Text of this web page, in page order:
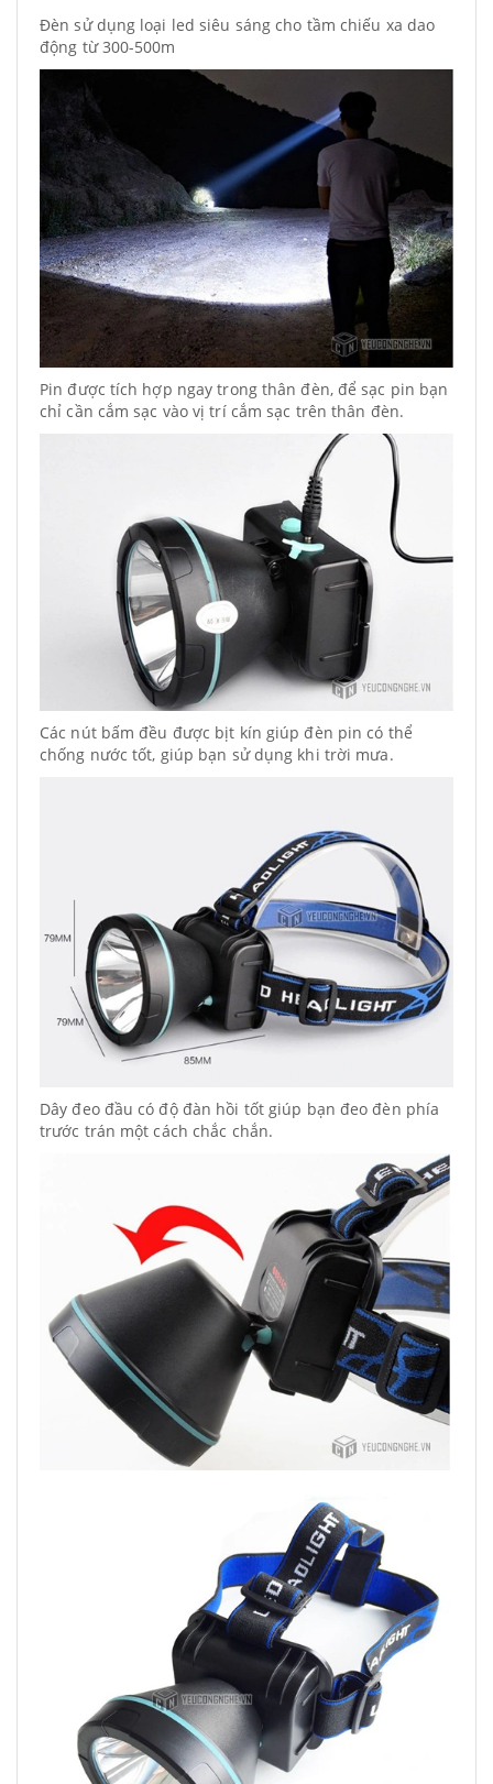
Đèn sử dụng loại led siêu sáng cho tầm chiếu xa dao
động từ 300-500m
Pin được tích hợp ngay trong thân đèn, để sạc pin bạn
chỉ cần cắm sạc vào vị trí cắm sạc trên thân đèn.
Các nút bấm đều được bịt kín giúp đèn pin có thể
chống nước tốt, giúp bạn sử dụng khi trời mưa.
Dây đeo đầu có độ đàn hồi tốt giúp bạn đeo đèn phía
trước trán một cách chắc chắn.